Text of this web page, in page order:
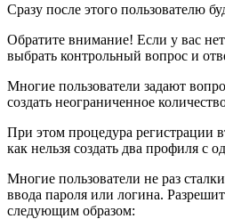
Сразу после этого пользователю
Обратите внимание! Если у вас
выбрать контрольный вопрос и
Многие пользователи задают
создать неограниченное
При этом процедура регистрации
как нельзя создать два профиля с
Многие пользователи не раз
ввода пароля или логина.
следующим образом: